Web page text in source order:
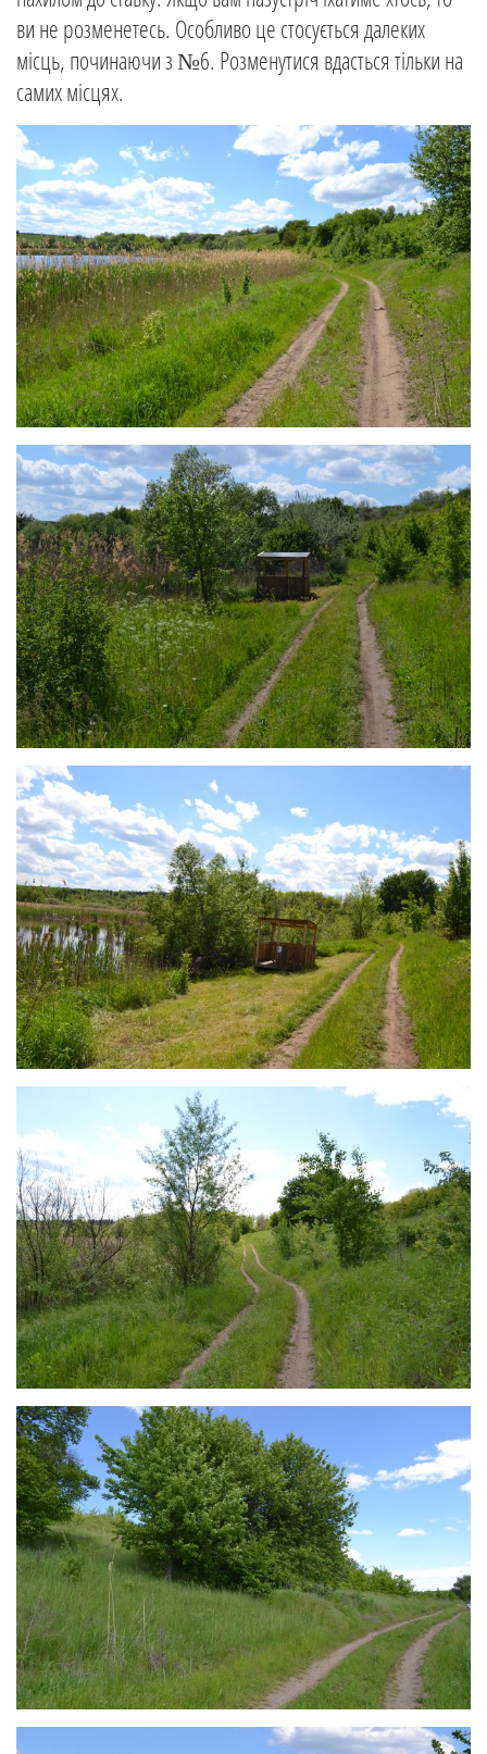
ви не розменетесь. Особливо це стосується далеких
місць, починаючи з №6. Розменутися вдасться тільки на
самих місцях.